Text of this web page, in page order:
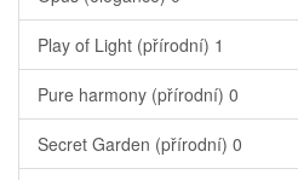
Play of Light (přírodní) 1
Pure harmony (přírodní) 0
Secret Garden (přírodní) 0